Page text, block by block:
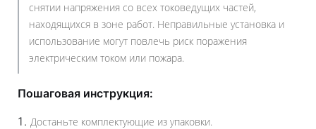
снятии напряжения со всех токоведущих частей,
находящихся в зоне работ. Неправильные установка и
использование могут повлечь риск поражения
электрическим током или пожара.
Пошаговая инструкция:
Достаньте комплектующие из упаковки.